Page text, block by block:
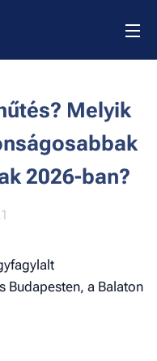
Melyik
2026-ban?
Budapesten, a Balaton